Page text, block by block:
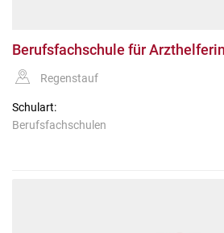
Berufsfachschule für
Regenstauf
Schulart:
Berufsfachschulen